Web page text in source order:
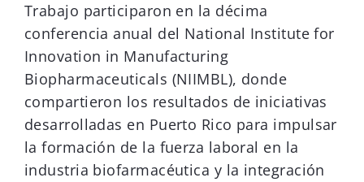
Trabajo participaron en la décima
conferencia anual del National Institute for
Innovation in Manufacturing
Biopharmaceuticals (NIIMBL), donde
compartieron los resultados de iniciativas
desarrolladas en Puerto Rico para impulsar
la formación de la fuerza laboral en la
industria biofarmacéutica y la integración